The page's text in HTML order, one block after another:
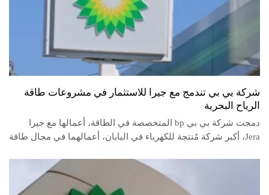
شركة بي بي تندمج مع جيرا للاستثمار في مشروعات طاقة
الرياح البحرية
دمجت شركة بي بي bp المتخصصة في الطاقة، أعمالها مع جيرا
Jera، أكبر شركة مُنتجة للكهرباء في اليابان، أعمالهما في مجال طاقة